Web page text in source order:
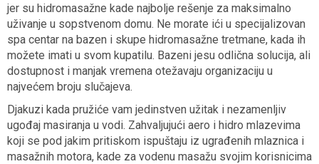
jer su hidromasažne kade najbolje rešenje za maksimalno
uživanje u sopstvenom domu. Ne morate ići u specijalizovan
spa centar na bazen i skupe hidromasažne tretmane, kada ih
možete imati u svom kupatilu. Bazeni jesu odlična solucija, ali
dostupnost i manjak vremena otežavaju organizaciju u
najvećem broju slučajeva.
Djakuzi kada pružiće vam jedinstven užitak i nezamenljiv
ugođaj masiranja u vodi. Zahvaljujući aero i hidro mlazevima
koji se pod jakim pritiskom ispuštaju iz ugrađenih mlaznica i
masažnih motora, kade za vodenu masažu svojim korisnicima